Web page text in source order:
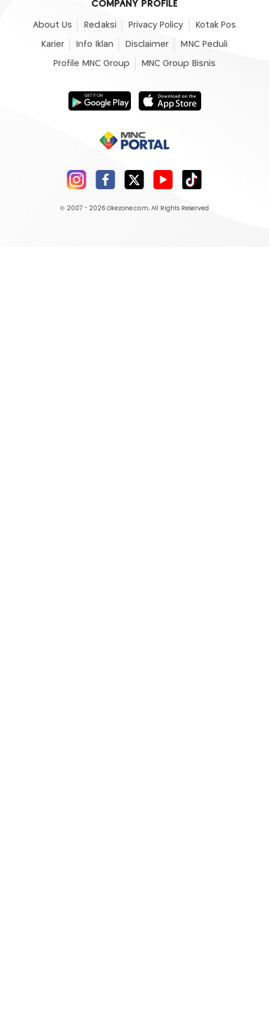
COMPANY PROFILE
About Us Redaksi Privacy Policy Kotak Pos
Karier Info Iklan Disclaimer MNC Peduli
Profile MNC Group MNC Group Bisnis
© 2007 - 2026 Okezone.com, All Rights Reserved